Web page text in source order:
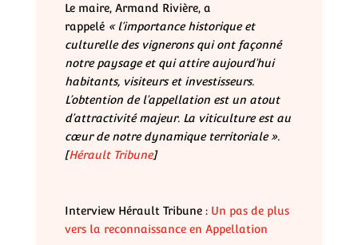
Le maire, Armand Rivière, a
rappelé « l’importance historique et
culturelle des vignerons qui ont façonné
notre paysage et qui attire aujourd’hui
habitants, visiteurs et investisseurs.
L’obtention de l’appellation est un atout
d’attractivité majeur. La viticulture est au
cœur de notre dynamique territoriale ».
[Hérault Tribune]
Interview Hérault Tribune : Un pas de plus
vers la reconnaissance en Appellation